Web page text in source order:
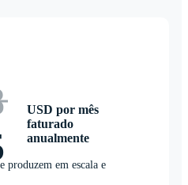
USD por mês
faturado
anualmente
produzem em escala e